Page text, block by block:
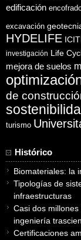
edificación
excavación
HYDELIFE
investigación Life
mejora de suelos
de
turismo
Histórico
Biomateriales: la
Tipologías de
infraestructuras
Casi dos
ingeniería
Certificaciones